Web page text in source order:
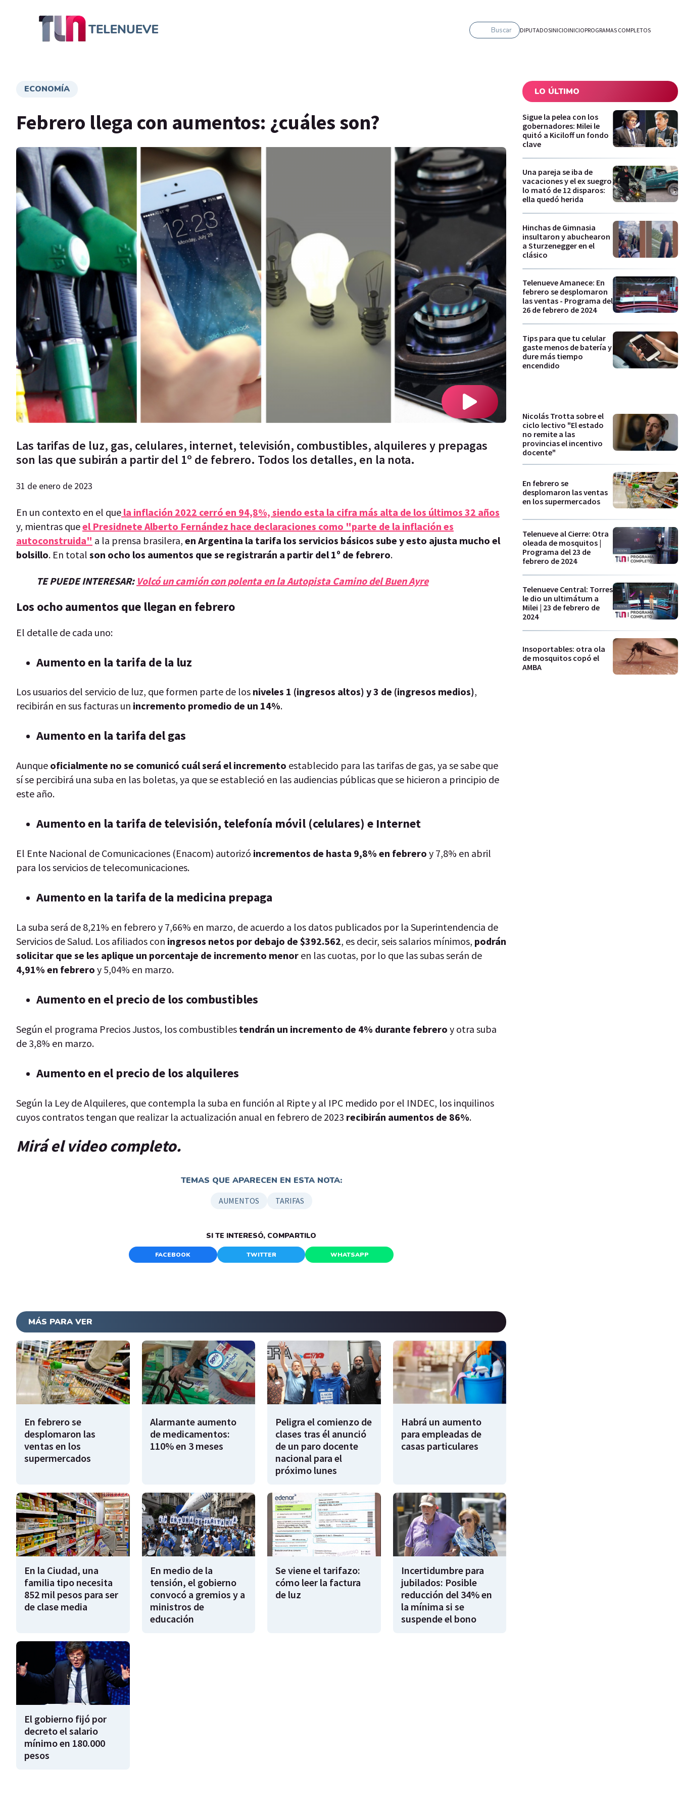
Buscar DIPUTADOSINICIOINICIOPROGRAMAS COMPLETOS
ECONOMÍA
Febrero llega con aumentos: ¿cuáles son?
Las tarifas de luz, gas, celulares, internet, televisión, combustibles, alquileres y prepagas
son las que subirán a partir del 1º de febrero. Todos los detalles, en la nota.
31 de enero de 2023
En un contexto en el que la inflación 2022 cerró en 94,8%, siendo esta la cifra más alta de los últimos 32 años
y, mientras queel Presidnete Alberto Fernández hace declaraciones como "parte de la inflación es
autoconstruida" a la prensa brasilera, en Argentina la tarifa los servicios básicos sube y esto ajusta mucho el
bolsillo. En total son ocho los aumentos que se registrarán a partir del 1º de febrero.
TE PUEDE INTERESAR: Volcó un camión con polenta en la Autopista Camino del Buen Ayre
Los ocho aumentos que llegan en febrero
El detalle de cada uno:
Aumento en la tarifa de la luz
Los usuarios del servicio de luz, que formen parte de los niveles 1 (ingresos altos) y 3 de (ingresos medios),
recibirán en sus facturas un incremento promedio de un 14%.
Aumento en la tarifa del gas
Aunque oficialmente no se comunicó cuál será el incremento establecido para las tarifas de gas, ya se sabe que
sí se percibirá una suba en las boletas, ya que se estableció en las audiencias públicas que se hicieron a principio de
este año.
Aumento en la tarifa de televisión, telefonía móvil (celulares) e Internet
El Ente Nacional de Comunicaciones (Enacom) autorizó incrementos de hasta 9,8% en febrero y 7,8% en abril
para los servicios de telecomunicaciones.
Aumento en la tarifa de la medicina prepaga
La suba será de 8,21% en febrero y 7,66% en marzo, de acuerdo a los datos publicados por la Superintendencia de
Servicios de Salud. Los afiliados con ingresos netos por debajo de $392.562, es decir, seis salarios mínimos, podrán
solicitar que se les aplique un porcentaje de incremento menor en las cuotas, por lo que las subas serán de
4,91% en febrero y 5,04% en marzo.
Aumento en el precio de los combustibles
Según el programa Precios Justos, los combustibles tendrán un incremento de 4% durante febrero y otra suba
de 3,8% en marzo.
Aumento en el precio de los alquileres
Según la Ley de Alquileres, que contempla la suba en función al Ripte y al IPC medido por el INDEC, los inquilinos
cuyos contratos tengan que realizar la actualización anual en febrero de 2023 recibirán aumentos de 86%.
Mirá el video completo.
TEMAS QUE APARECEN EN ESTA NOTA:
AUMENTOS TARIFAS
SI TE INTERESÓ, COMPARTILO
FACEBOOK TWITTER WHATSAPP
MÁS PARA VER
En febrero se
desplomaron las
ventas en los
supermercados
Alarmante aumento
de medicamentos:
110% en 3 meses
Peligra el comienzo de
clases tras él anunció
de un paro docente
nacional para el
próximo lunes
Habrá un aumento
para empleadas de
casas particulares
En la Ciudad, una
familia tipo necesita
852 mil pesos para ser
de clase media
En medio de la
tensión, el gobierno
convocó a gremios y a
ministros de
educación
Se viene el tarifazo:
cómo leer la factura
de luz
Incertidumbre para
jubilados: Posible
reducción del 34% en
la mínima si se
suspende el bono
El gobierno fijó por
decreto el salario
mínimo en 180.000
pesos
LO ÚLTIMO
Sigue la pelea con los
gobernadores: Milei le
quitó a Kiciloff un fondo
clave
Una pareja se iba de
vacaciones y el ex suegro
lo mató de 12 disparos:
ella quedó herida
Hinchas de Gimnasia
insultaron y abuchearon
a Sturzenegger en el
clásico
Telenueve Amanece: En
febrero se desplomaron
las ventas - Programa del
26 de febrero de 2024
Tips para que tu celular
gaste menos de batería y
dure más tiempo
encendido
Nicolás Trotta sobre el
ciclo lectivo "El estado
no remite a las
provincias el incentivo
docente"
En febrero se
desplomaron las ventas
en los supermercados
Telenueve al Cierre: Otra
oleada de mosquitos |
Programa del 23 de
febrero de 2024
Telenueve Central: Torres
le dio un ultimátum a
Milei | 23 de febrero de
2024
Insoportables: otra ola
de mosquitos copó el
AMBA